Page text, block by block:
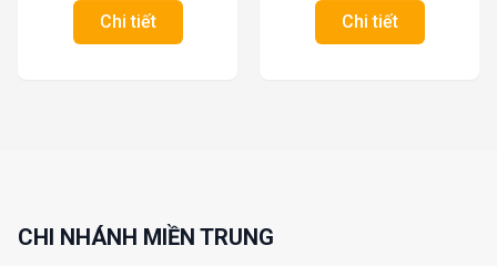
Chi tiết Chi tiết
CHI NHÁNH MIỀN TRUNG